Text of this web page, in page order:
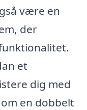
være en
der
et
dig med
en dobbelt